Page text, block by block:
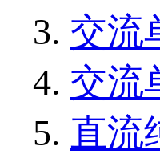
交流
交流
直流